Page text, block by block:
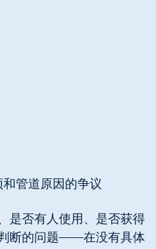
管道原因的争议
是否有人使用、是否获得
断的问题——在没有具体